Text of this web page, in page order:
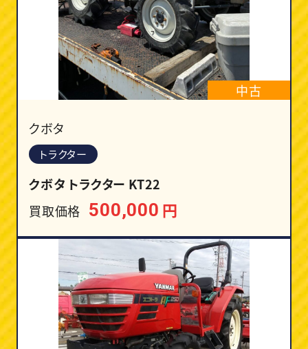
中古
クボタ
トラクター
クボタ トラクター KT22
買取価格 500,000 円